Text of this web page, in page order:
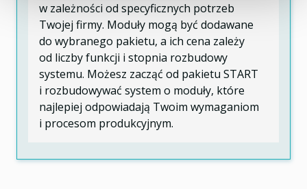
w zależności od specyficznych potrzeb
Twojej firmy. Moduły mogą być dodawane
do wybranego pakietu, a ich cena zależy
od liczby funkcji i stopnia rozbudowy
systemu. Możesz zacząć od pakietu START
i rozbudowywać system o moduły, które
najlepiej odpowiadają Twoim wymaganiom
i procesom produkcyjnym.